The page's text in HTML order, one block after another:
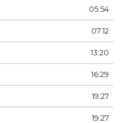
05:54
07:12
13:20
16:29
19:27
19:27